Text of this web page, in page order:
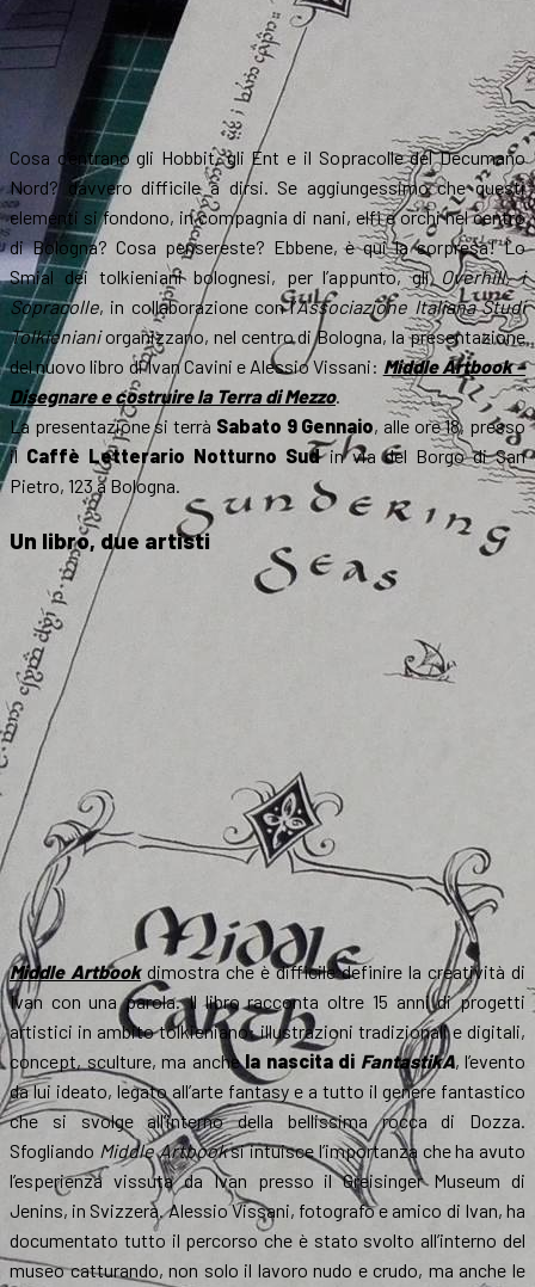
Cosa c’entrano gli Hobbit, gli Ent e il Sopracolle del Decumano
Nord? davvero difficile a dirsi. Se aggiungessimo che questi
elementi si fondono, in compagnia di nani, elfi e orchi nel centro
di Bologna? Cosa pensereste? Ebbene, è qui la sorpresa! Lo
Smial dei tolkieniani bolognesi, per l’appunto, gli Overhill, i
Sopracolle, in collaborazione con l’Associazione Italiana Studi
Tolkienianiorganizzano, nel centro di Bologna, la presentazione
del nuovo libro di Ivan Cavini e Alessio Vissani: Middle Artbook –
Disegnare e costruire la Terra di Mezzo.
La presentazione si terrà Sabato 9 Gennaio, alle ore 18, presso
il Caffè Letterario Notturno Sudin via del Borgo di San
Pietro, 123 a Bologna.
Un libro, due artisti
Middle Artbookdimostra che è difficile definire la creatività di
Ivan con una parola. Il libro racconta oltre 15 anni di progetti
artistici in ambito tolkieniano: illustrazioni tradizionali e digitali,
concept, sculture, ma anchela nascita di FantastikA, l’evento
da lui ideato, legato all’arte fantasy e a tutto il genere fantastico
che si svolge all’interno della bellissima rocca di Dozza.
Sfogliando Middle Artbooksi intuisce l’importanza che ha avuto
l’esperienza vissuta da Ivan presso il Greisinger Museum di
Jenins, in Svizzera. Alessio Vissani, fotografo e amico di Ivan, ha
documentato tutto il percorso che è stato svolto all’interno del
museo catturando, non solo il lavoro nudo e crudo, ma anche le